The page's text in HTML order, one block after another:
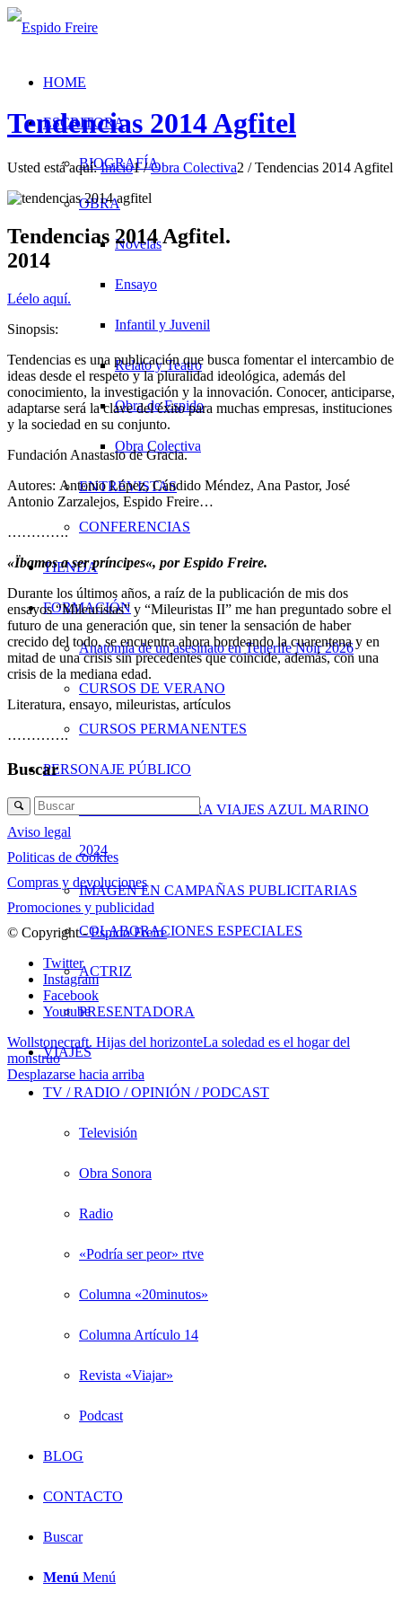
HOME
ESCRITORA
BIOGRAFÍA
OBRA
Novelas
Ensayo
Infantil y Juvenil
Relato y Teatro
Obra de Espido
Obra Colectiva
ENTREVISTAS
CONFERENCIAS
TIENDA
FORMACIÓN
Anatomía de un asesinato en Tenerife Noir 2026
CURSOS DE VERANO
CURSOS PERMANENTES
PERSONAJE PÚBLICO
CLUB DE LECTURA VIAJES AZUL MARINO
2024
IMAGEN EN CAMPAÑAS PUBLICITARIAS
COLABORACIONES ESPECIALES
ACTRIZ
PRESENTADORA
VIAJES
TV / RADIO / OPINIÓN / PODCAST
Televisión
Obra Sonora
Radio
«Podría ser peor» rtve
Columna «20minutos»
Columna Artículo 14
Revista «Viajar»
Podcast
BLOG
CONTACTO
Buscar
Menú Menú
Tendencias 2014 Agfitel
Usted está aquí: Inicio1 / Obra Colectiva2 / Tendencias 2014 Agfitel
Tendencias 2014 Agfitel.
2014
Léelo aquí.
Sinopsis:
Tendencias es una publicación que busca fomentar el intercambio de
ideas desde el respeto y la pluralidad ideológica, además del
conocimiento, la investigación y la innovación. Conocer, anticiparse,
adaptarse será la clave del éxito para muchas empresas, instituciones
y la sociedad en su conjunto.
Fundación Anastasio de Gracia.
Autores: Antonio López, Cándido Méndez, Ana Pastor, José
Antonio Zarzalejos, Espido Freire…
………….
«Ïbamos a ser príncipes«, por Espido Freire.
Durante los últimos años, a raíz de la publicación de mis dos
ensayos “Mileuristas” y “Mileuristas II” me han preguntado sobre el
futuro de una generación que, sin tener la sensación de haber
crecido del todo, se encuentra ahora bordeando la cuarentena y en
mitad de una crisis sin precedentes que coincide, además, con una
crisis de la mediana edad.
Literatura, ensayo, mileuristas, artículos
………….
Buscar
Aviso legal
Politicas de cookies
Compras y devoluciones
Promociones y publicidad
© Copyright -Espido Freire
Twitter
Instagram
Facebook
Youtube
Wollstonecraft. Hijas del horizonteLa soledad es el hogar del
monstruo
Desplazarse hacia arriba